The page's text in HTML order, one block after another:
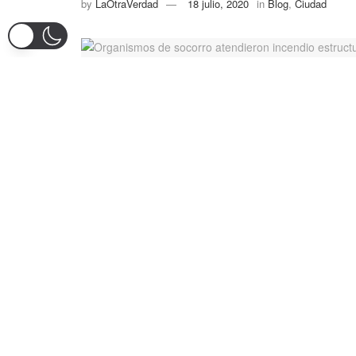
by LaOtraVerdad 18 julio, 2020 in Blog, Ciudad